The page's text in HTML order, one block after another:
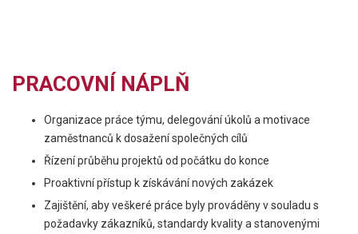
PRACOVNÍ NÁPLŇ
Organizace práce týmu, delegování úkolů a motivace
zaměstnanců k dosažení společných cílů
Řízení průběhu projektů od počátku do konce
Proaktivní přístup k získávání nových zakázek
Zajištění, aby veškeré práce byly prováděny v souladu s
požadavky zákazníků, standardy kvality a stanovenými